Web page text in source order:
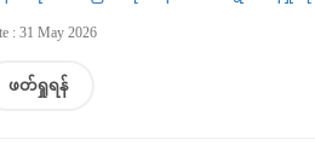
: 31 May 2026
ဖတ်ရှုရန်